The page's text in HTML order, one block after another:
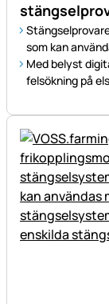
som kan
Med belyst
felsökning på